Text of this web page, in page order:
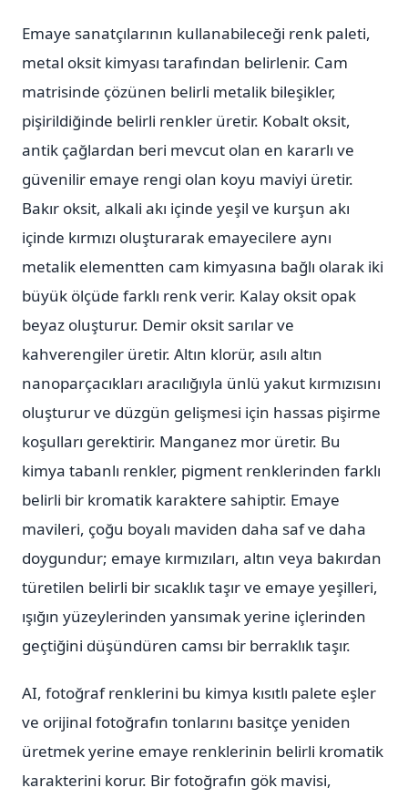
Emaye sanatçılarının kullanabileceği renk paleti,
metal oksit kimyası tarafından belirlenir. Cam
matrisinde çözünen belirli metalik bileşikler,
pişirildiğinde belirli renkler üretir. Kobalt oksit,
antik çağlardan beri mevcut olan en kararlı ve
güvenilir emaye rengi olan koyu maviyi üretir.
Bakır oksit, alkali akı içinde yeşil ve kurşun akı
içinde kırmızı oluşturarak emayecilere aynı
metalik elementten cam kimyasına bağlı olarak iki
büyük ölçüde farklı renk verir. Kalay oksit opak
beyaz oluşturur. Demir oksit sarılar ve
kahverengiler üretir. Altın klorür, asılı altın
nanoparçacıkları aracılığıyla ünlü yakut kırmızısını
oluşturur ve düzgün gelişmesi için hassas pişirme
koşulları gerektirir. Manganez mor üretir. Bu
kimya tabanlı renkler, pigment renklerinden farklı
belirli bir kromatik karaktere sahiptir. Emaye
mavileri, çoğu boyalı maviden daha saf ve daha
doygundur; emaye kırmızıları, altın veya bakırdan
türetilen belirli bir sıcaklık taşır ve emaye yeşilleri,
ışığın yüzeylerinden yansımak yerine içlerinden
geçtiğini düşündüren camsı bir berraklık taşır.
AI, fotoğraf renklerini bu kimya kısıtlı palete eşler
ve orijinal fotoğrafın tonlarını basitçe yeniden
üretmek yerine emaye renklerinin belirli kromatik
karakterini korur. Bir fotoğrafın gök mavisi,